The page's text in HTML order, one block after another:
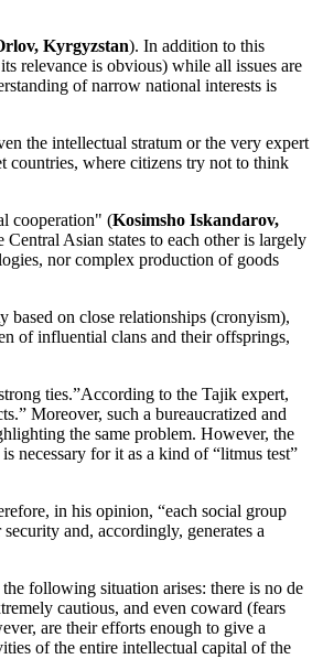
Kyrgyzstan). In addition to this
relevance is obvious) while all issues are
of narrow national interests is
the intellectual stratum or the very expert
countries, where citizens try not to think
cooperation" (Kosimsho Iskandarov,
Asian states to each other is largely
nor complex production of goods
based on close relationships (cronyism),
of influential clans and their offsprings,
ties.”According to the Tajik expert,
Moreover, such a bureaucratized and
the same problem. However, the
necessary for it as a kind of “litmus test”
in his opinion, “each social group
and, accordingly, generates a
following situation arises: there is no de
cautious, and even coward (fears
are their efforts enough to give a
of the entire intellectual capital of the